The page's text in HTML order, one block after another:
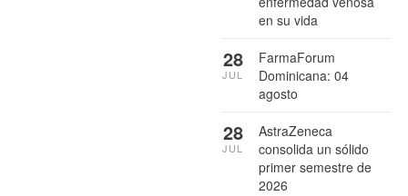
en su vida
FarmaForum
Dominicana: 04
agosto
28
JUL
AstraZeneca
consolida un sólido
primer semestre de
2026
28
JUL